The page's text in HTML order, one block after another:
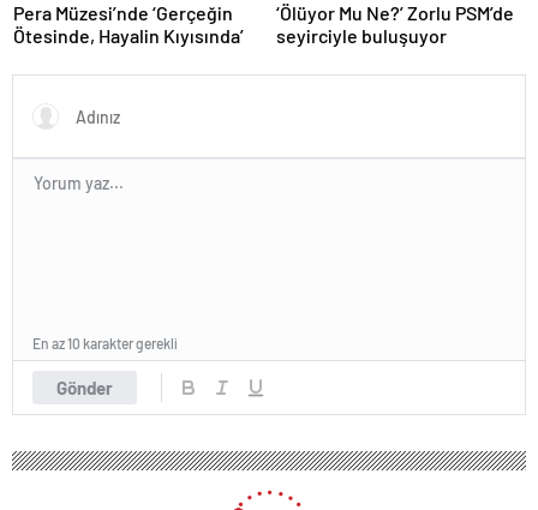
Pera Müzesi’nde ‘Gerçeğin
Ötesinde, Hayalin Kıyısında’
‘Ölüyor Mu Ne?’ Zorlu PSM’de
seyirciyle buluşuyor
Gönder
En az 10 karakter gerekli